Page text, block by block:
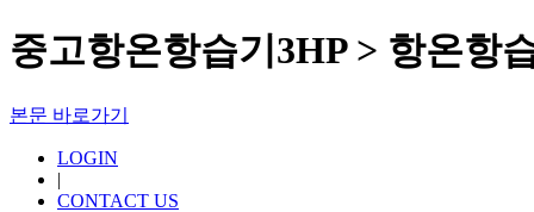
중고항온항습기3HP > 항온항
본문 바로가기
LOGIN
|
CONTACT US